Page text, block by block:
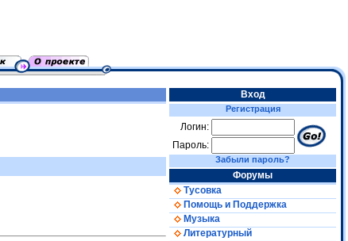
Вход
Регистрация
Логин:
Пароль:
Забыли пароль?
Форумы
Тусовка
Помощь и Поддержка
Музыка
Литературный